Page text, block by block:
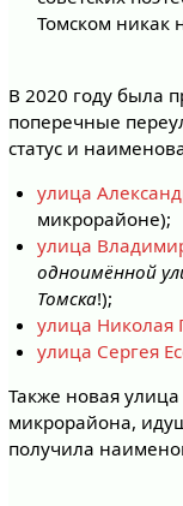
Томском никак
В 2020 году была
поперечные
статус и
улица
микрорайоне);
улица
одноимённой
Томска!);
улица Николая
улица Сергея
Также новая
микрорайона,
получила